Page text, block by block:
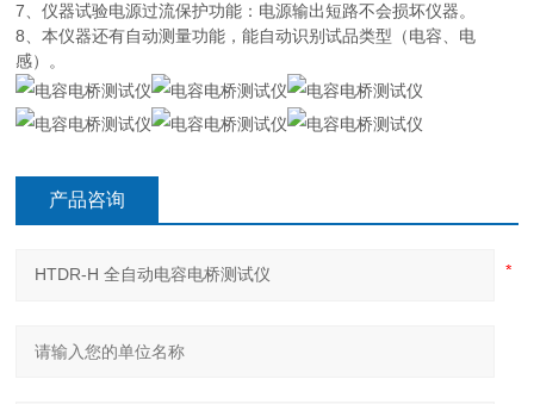
7、仪器试验电源过流保护功能：电源输出短路不会损坏仪器。
8、本仪器还有自动测量功能，能自动识别试品类型（电容、电
感）。
产品咨询